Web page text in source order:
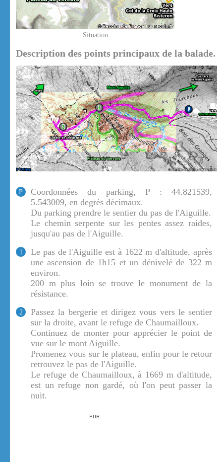
Situation
Description des points principaux de la balade.
P
Coordonnées du parking, P : 44.821539,
5.543009, en degrés décimaux.
Du parking prendre le sentier du pas de l'Aiguille.
Le chemin serpente sur les pentes assez raides,
jusqu'au pas de l'Aiguille.
1
Le pas de l'Aiguille est à 1622 m d'altitude, après
une ascension de 1h15 et un dénivelé de 322 m
environ.
200 m plus loin se trouve le monument de la
résistance.
2
Passez la bergerie et dirigez vous vers le sentier
sur la droite, avant le refuge de Chaumailloux.
Continuez de monter pour apprécier le point de
vue sur le mont Aiguille.
Promenez vous sur le plateau, enfin pour le retour
retrouvez le pas de l'Aiguille.
Le refuge de Chaumailloux, à 1669 m d'altitude,
est un refuge non gardé, où l'on peut passer la
nuit.